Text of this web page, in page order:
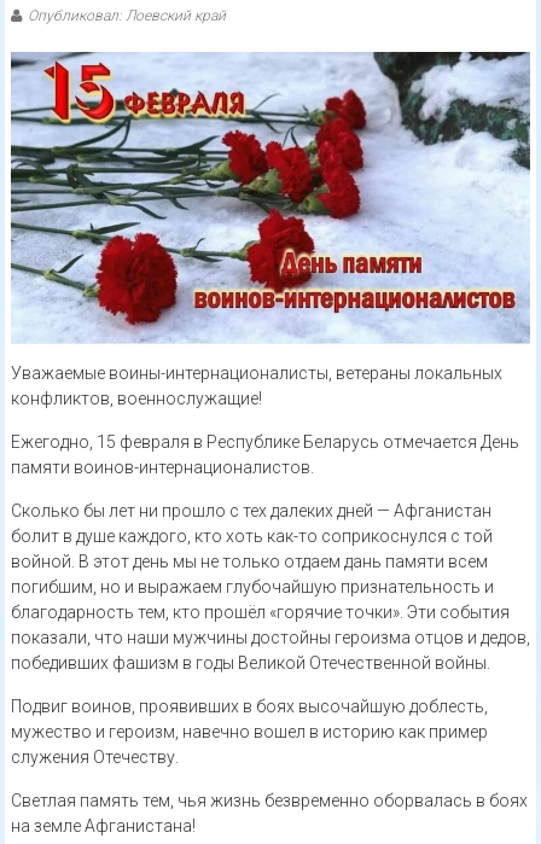
Опубликовал: Лоевский край
Уважаемые воины-интернационалисты, ветераны локальных
конфликтов, военнослужащие!
Ежегодно, 15 февраля в Республике Беларусь отмечается День
памяти воинов-интернационалистов.
Сколько бы лет ни прошло с тех далеких дней — Афганистан
болит в душе каждого, кто хоть как-то соприкоснулся с той
войной. В этот день мы не только отдаем дань памяти всем
погибшим, но и выражаем глубочайшую признательность и
благодарность тем, кто прошёл «горячие точки». Эти события
показали, что наши мужчины достойны героизма отцов и дедов,
победивших фашизм в годы Великой Отечественной войны.
Подвиг воинов, проявивших в боях высочайшую доблесть,
мужество и героизм, навечно вошел в историю как пример
служения Отечеству.
Светлая память тем, чья жизнь безвременно оборвалась в боях
на земле Афганистана!